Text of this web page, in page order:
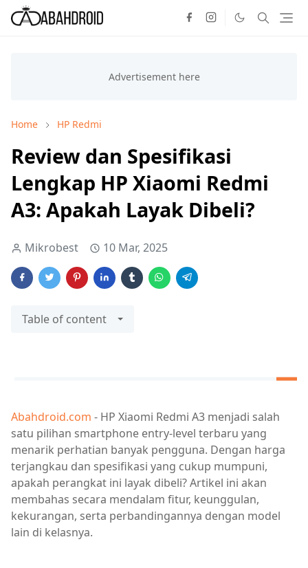
Home HP Redmi
Review dan Spesifikasi
Lengkap HP Xiaomi Redmi
A3: Apakah Layak Dibeli?
Mikrobest 10 Mar, 2025
Table of content
Abahdroid.com - HP Xiaomi Redmi A3 menjadi salah
satu pilihan smartphone entry-level terbaru yang
menarik perhatian banyak pengguna. Dengan harga
terjangkau dan spesifikasi yang cukup mumpuni,
apakah perangkat ini layak dibeli? Artikel ini akan
membahas secara mendalam fitur, keunggulan,
kekurangan, serta perbandingannya dengan model
lain di kelasnya.